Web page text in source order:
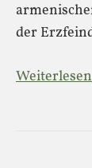
der
Weiterlesen